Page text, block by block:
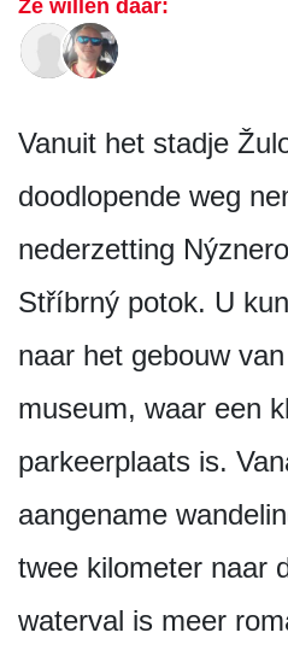
Ze willen daar:
Vanuit het stadje
doodlopende weg
nederzetting
Stříbrný potok. U
naar het gebouw
museum, waar een
parkeerplaats is.
aangename
twee kilometer naar
waterval is meer